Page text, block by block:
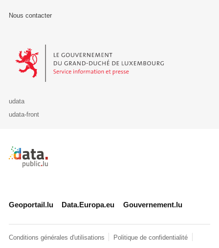
Nous contacter
Le Gouvernement du Grand-Duché de Luxembourg - Service
udata
udata-front
Retour à l'accueil de data.public.lu
Geoportail.lu Data.Europa.eu Gouvernement.lu
Conditions générales d'utilisations Politique de confidentialité